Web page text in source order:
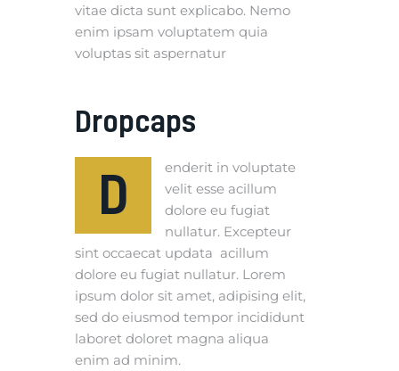
vitae dicta sunt explicabo. Nemo
enim ipsam voluptatem quia
voluptas sit aspernatur
Dropcaps
D
enderit in voluptate
velit esse acillum
dolore eu fugiat
nullatur. Excepteur
sint occaecat updata acillum
dolore eu fugiat nullatur. Lorem
ipsum dolor sit amet, adipising elit,
sed do eiusmod tempor incididunt
laboret doloret magna aliqua
enim ad minim.